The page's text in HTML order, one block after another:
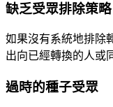
缺乏受眾排除策略
如果沒有系統地排除
出向已經轉換的人或
過時的種子受眾